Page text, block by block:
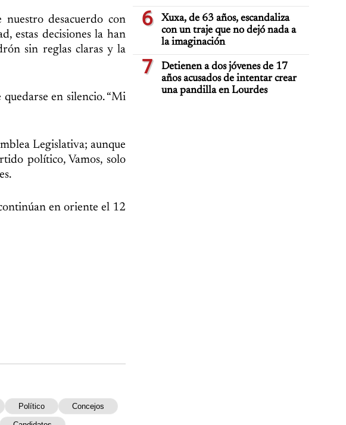
nuestro desacuerdo con
estas decisiones la han
sin reglas claras y la
en silencio. “Mi
Legislativa; aunque
político, Vamos, solo
en oriente el 12
Político Concejos
6
Xuxa, de 63 años, escandaliza
con un traje que no dejó nada a
la imaginación
7
Detienen a dos jóvenes de 17
años acusados de intentar crear
una pandilla en Lourdes